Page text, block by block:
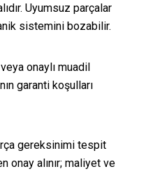
Uyumsuz parçalar
sistemini bozabilir.
onaylı muadil
garanti koşulları
gereksinimi tespit
onay alınır; maliyet ve